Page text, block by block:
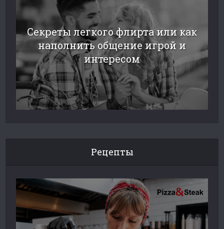
Секреты легкого флирта или как
наполнить общение игрой и
интересом
Рецепты